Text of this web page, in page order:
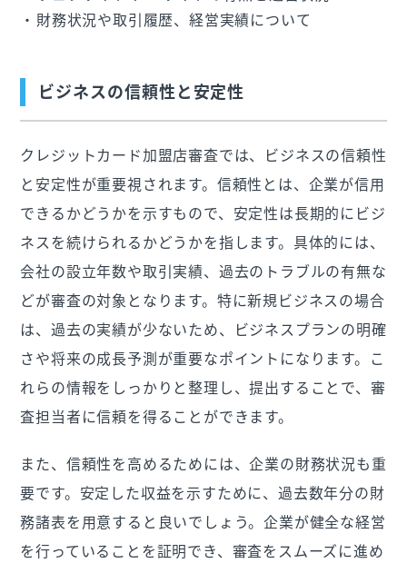
財務状況や取引履歴、経営実績について
ビジネスの信頼性と安定性
クレジットカード加盟店審査では、ビジネスの信頼性
と安定性が重要視されます。信頼性とは、企業が信用
できるかどうかを示すもので、安定性は長期的にビジ
ネスを続けられるかどうかを指します。具体的には、
会社の設立年数や取引実績、過去のトラブルの有無な
どが審査の対象となります。特に新規ビジネスの場合
は、過去の実績が少ないため、ビジネスプランの明確
さや将来の成長予測が重要なポイントになります。こ
れらの情報をしっかりと整理し、提出することで、審
査担当者に信頼を得ることができます。
また、信頼性を高めるためには、企業の財務状況も重
要です。安定した収益を示すために、過去数年分の財
務諸表を用意すると良いでしょう。企業が健全な経営
を行っていることを証明でき、審査をスムーズに進め